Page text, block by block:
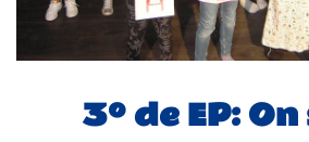
3º de EP: